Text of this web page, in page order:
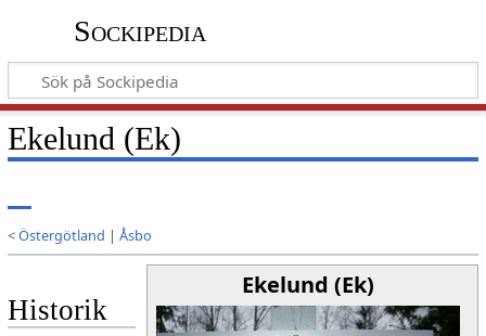
Sockipedia
Ekelund (Ek)
<Östergötland | Åsbo
Ekelund (Ek)
Historik